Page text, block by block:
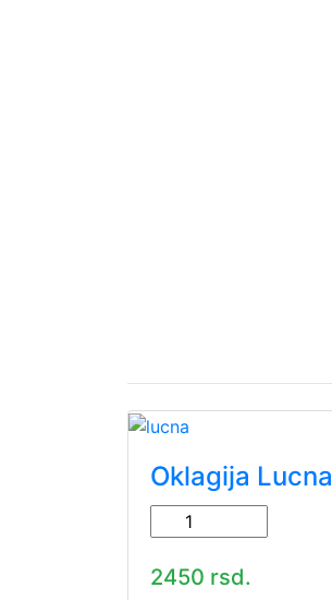
Oklagija Lucna
2450 rsd.